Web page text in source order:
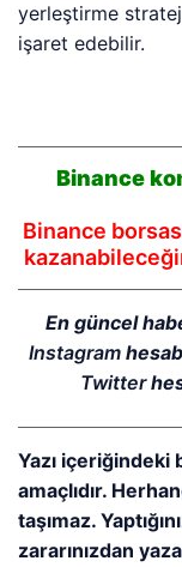
yerleştirme
işaret edebilir.
Binance
Binance
En güncel
Instagram
Twitter
Yazı
amaçlıdır.
taşımaz.
zararınızdan